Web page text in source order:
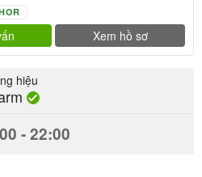
Xem hồ sơ
- 22:00
hiệu